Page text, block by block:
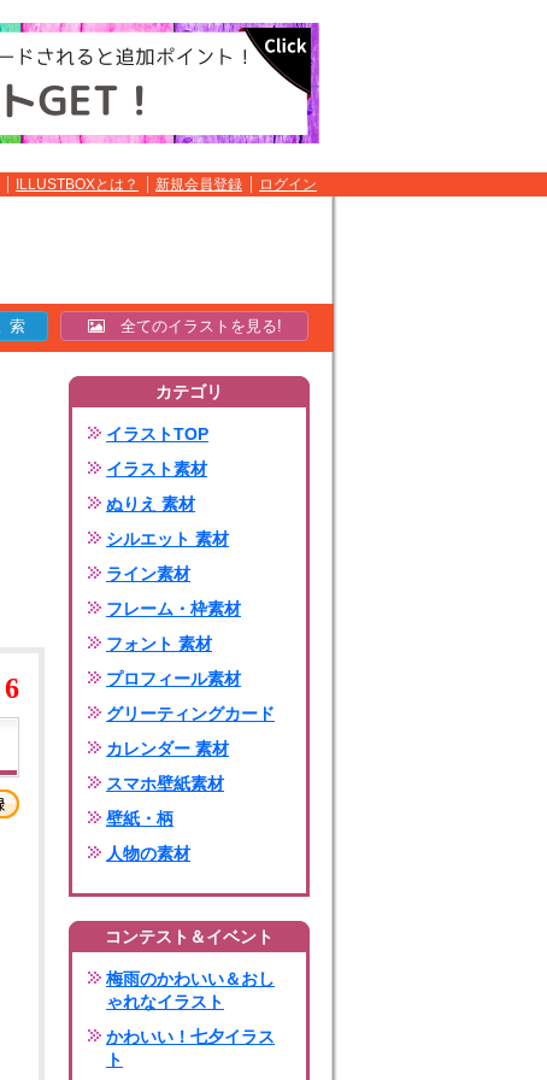
ILLUSTBOXとは？ 新規会員登録 ログイン
全てのイラストを見る!
6
カテゴリ
イラストTOP
イラスト素材
ぬりえ 素材
シルエット 素材
ライン素材
フレーム・枠素材
フォント 素材
プロフィール素材
グリーティングカード
カレンダー 素材
スマホ壁紙素材
壁紙・柄
人物の素材
コンテスト＆イベント
梅雨のかわいい＆おし
ゃれなイラスト
かわいい！七夕イラス
ト